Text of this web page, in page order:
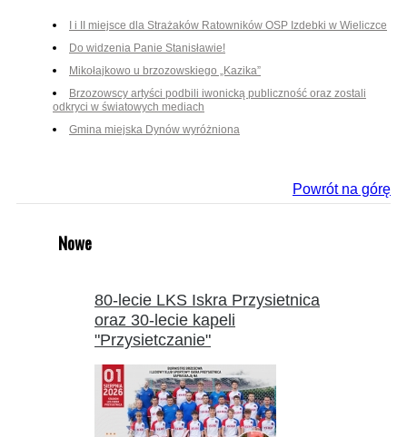
I i II miejsce dla Strażaków Ratowników OSP Izdebki w Wieliczce
Do widzenia Panie Stanisławie!
Mikołajkowo u brzozowskiego „Kazika”
Brzozowscy artyści podbili iwonicką publiczność oraz zostali
odkryci w światowych mediach
Gmina miejska Dynów wyróżniona
Powrót na górę
Nowe
80-lecie LKS Iskra Przysietnica
oraz 30-lecie kapeli
"Przysietczanie"